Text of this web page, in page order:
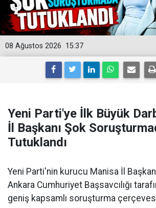
15:37
08 Ağustos 2026
Yeni Parti'ye İlk Büyük
İl Başkanı Şok
Tutuklandı
Yeni Parti'nin kurucu Manisa İl
Ankara Cumhuriyet Başsavcılığı
geniş kapsamlı soruşturma